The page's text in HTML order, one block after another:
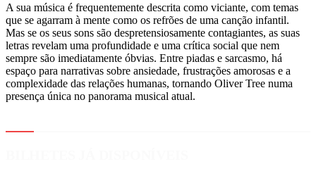
A sua música é frequentemente descrita como viciante, com temas
que se agarram à mente como os refrões de uma canção infantil.
Mas se os seus sons são despretensiosamente contagiantes, as suas
letras revelam uma profundidade e uma crítica social que nem
sempre são imediatamente óbvias. Entre piadas e sarcasmo, há
espaço para narrativas sobre ansiedade, frustrações amorosas e a
complexidade das relações humanas, tornando Oliver Tree numa
presença única no panorama musical atual.